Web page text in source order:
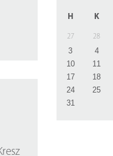
H K
27 28
3
4
10
11
17
18
24
25
31